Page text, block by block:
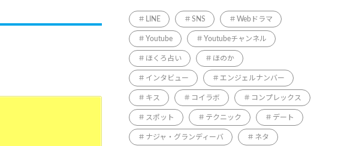
LINE SNS Webドラマ
Youtube Youtubeチャンネル
ほくろ占い ほのか
インタビュー エンジェルナンバー
キス コイラボ コンプレックス
スポット テクニック デート
ナジャ・グランディーバ ネタ